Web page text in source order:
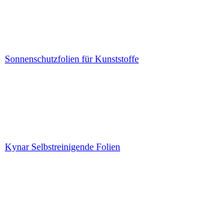
Sonnenschutzfolien für Kunststoffe
Kynar Selbstreinigende Folien